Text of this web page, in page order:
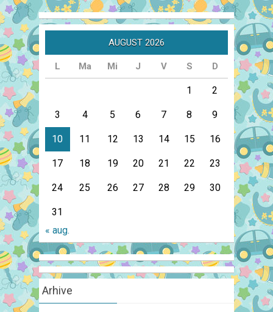
AUGUST 2026
L Ma Mi J V S D
1 2
3 4 5 6 7 8 9
10 11 12 13 14 15 16
17 18 19 20 21 22 23
24 25 26 27 28 29 30
31
« aug.
Arhive